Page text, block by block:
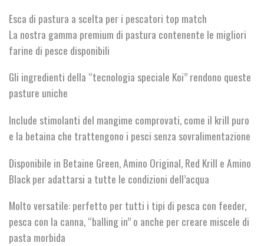
Esca di pastura a scelta per i pescatori top match
La nostra gamma premium di pastura contenente le migliori
farine di pesce disponibili
Gli ingredienti della “tecnologia speciale Koi” rendono queste
pasture uniche
Include stimolanti del mangime comprovati, come il krill puro
e la betaina che trattengono i pesci senza sovralimentazione
Disponibile in Betaine Green, Amino Original, Red Krill e Amino
Black per adattarsi a tutte le condizioni dell’acqua
Molto versatile: perfetto per tutti i tipi di pesca con feeder,
pesca con la canna, “balling in” o anche per creare miscele di
pasta morbida